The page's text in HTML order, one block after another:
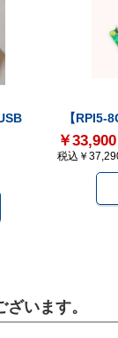
【RPI5-
￥33,900
税込￥
います。